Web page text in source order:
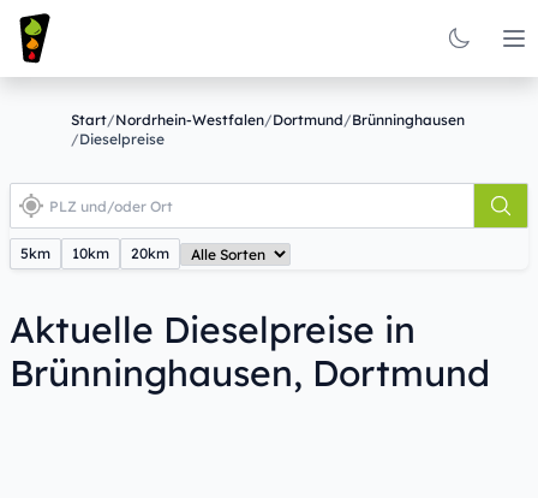
Start/Nordrhein-Westfalen/Dortmund/Brünninghausen
/Dieselpreise
5km 10km 20km
Aktuelle Dieselpreise in
Brünninghausen, Dortmund